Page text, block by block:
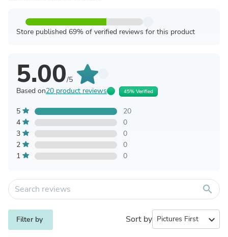
Store published 69% of verified reviews for this product
5.00/5
Based on20 product reviews 45% Verified
5
20
4
0
3
0
2
0
1
0
search
Filter by Sort by expand_more